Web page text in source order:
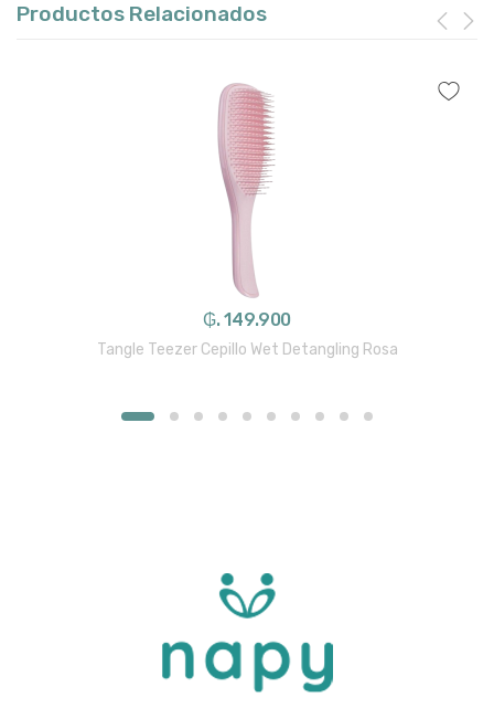
Productos Relacionados
₲. 149.900
Tangle Teezer Cepillo Wet Detangling Rosa